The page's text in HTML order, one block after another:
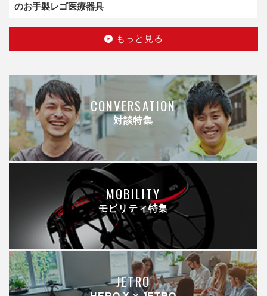
のお手製レゴ医療器具
もっと見る
CONVERSATION
対談特集
MOBILITY
モビリティ特集
JETRO